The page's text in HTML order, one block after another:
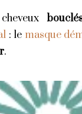
: le masque
.